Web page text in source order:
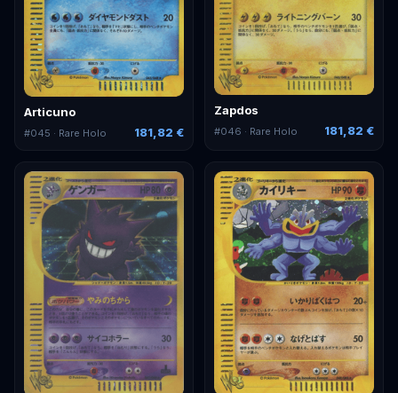
Articuno
#045 · Rare Holo 181,82 €
Zapdos
#046 · Rare Holo 181,82 €